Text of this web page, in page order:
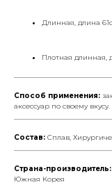
Длинная, длина
Плотная длинная,
Способ применения:
аксессуар по своему вкусу.
Состав: Сплав,
Страна-производитель:
Южная Корея